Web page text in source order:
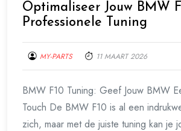
Optimaliseer Jouw BMW
Professionele Tuning
MY-PARTS 11 MAART 2026
BMW F10 Tuning: Geef Jouw BMW
Touch De BMW F10 is al een
zich, maar met de juiste tuning kan je